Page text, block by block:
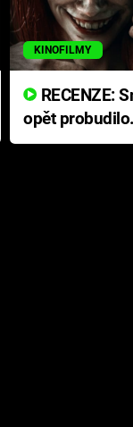
KINOFILMY
opět
přichází s